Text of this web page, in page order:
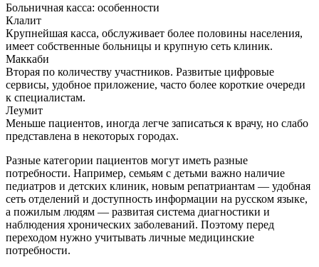
Больничная касса: особенности
Клалит
Крупнейшая касса, обслуживает более половины населения,
имеет собственные больницы и крупную сеть клиник.
Маккаби
Вторая по количеству участников. Развитые цифровые
сервисы, удобное приложение, часто более короткие очереди
к специалистам.
Леумит
Меньше пациентов, иногда легче записаться к врачу, но слабо
представлена в некоторых городах.
Разные категории пациентов могут иметь разные
потребности. Например, семьям с детьми важно наличие
педиатров и детских клиник, новым репатриантам — удобная
сеть отделений и доступность информации на русском языке,
а пожилым людям — развитая система диагностики и
наблюдения хронических заболеваний. Поэтому перед
переходом нужно учитывать личные медицинские
потребности.